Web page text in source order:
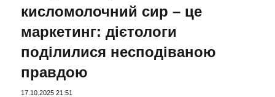
кисломолочний сир – це
маркетинг: дієтологи
поділилися несподіваною
правдою
17.10.2025 21:51